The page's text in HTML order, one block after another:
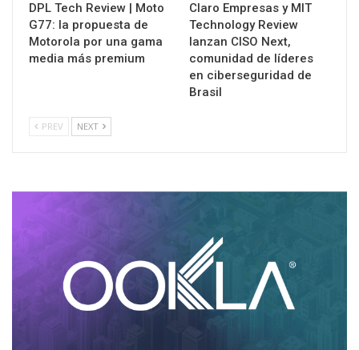
DPL Tech Review | Moto
G77: la propuesta de
Motorola por una gama
media más premium
Claro Empresas y MIT
Technology Review
lanzan CISO Next,
comunidad de líderes
en ciberseguridad de
Brasil
PREV NEXT